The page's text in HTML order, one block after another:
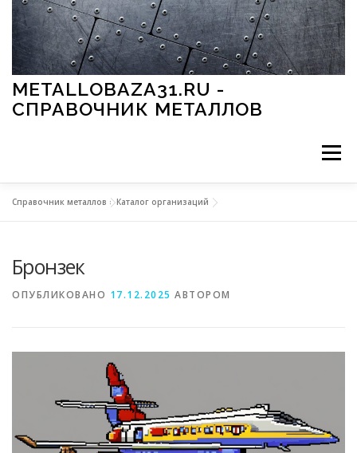
Перейти к содержимому
METALLOBAZA31.RU -
СПРАВОЧНИК МЕТАЛЛОВ
Меню
МЕТАЛЛЫ И ОКРУЖАЮЩАЯ СРЕДА
СВОЙСТВА МЕТАЛЛОВ
Справочник металлов »Каталог организаций
Бронзек
ОПУБЛИКОВАНО 17.12.2025 АВТОРОМ